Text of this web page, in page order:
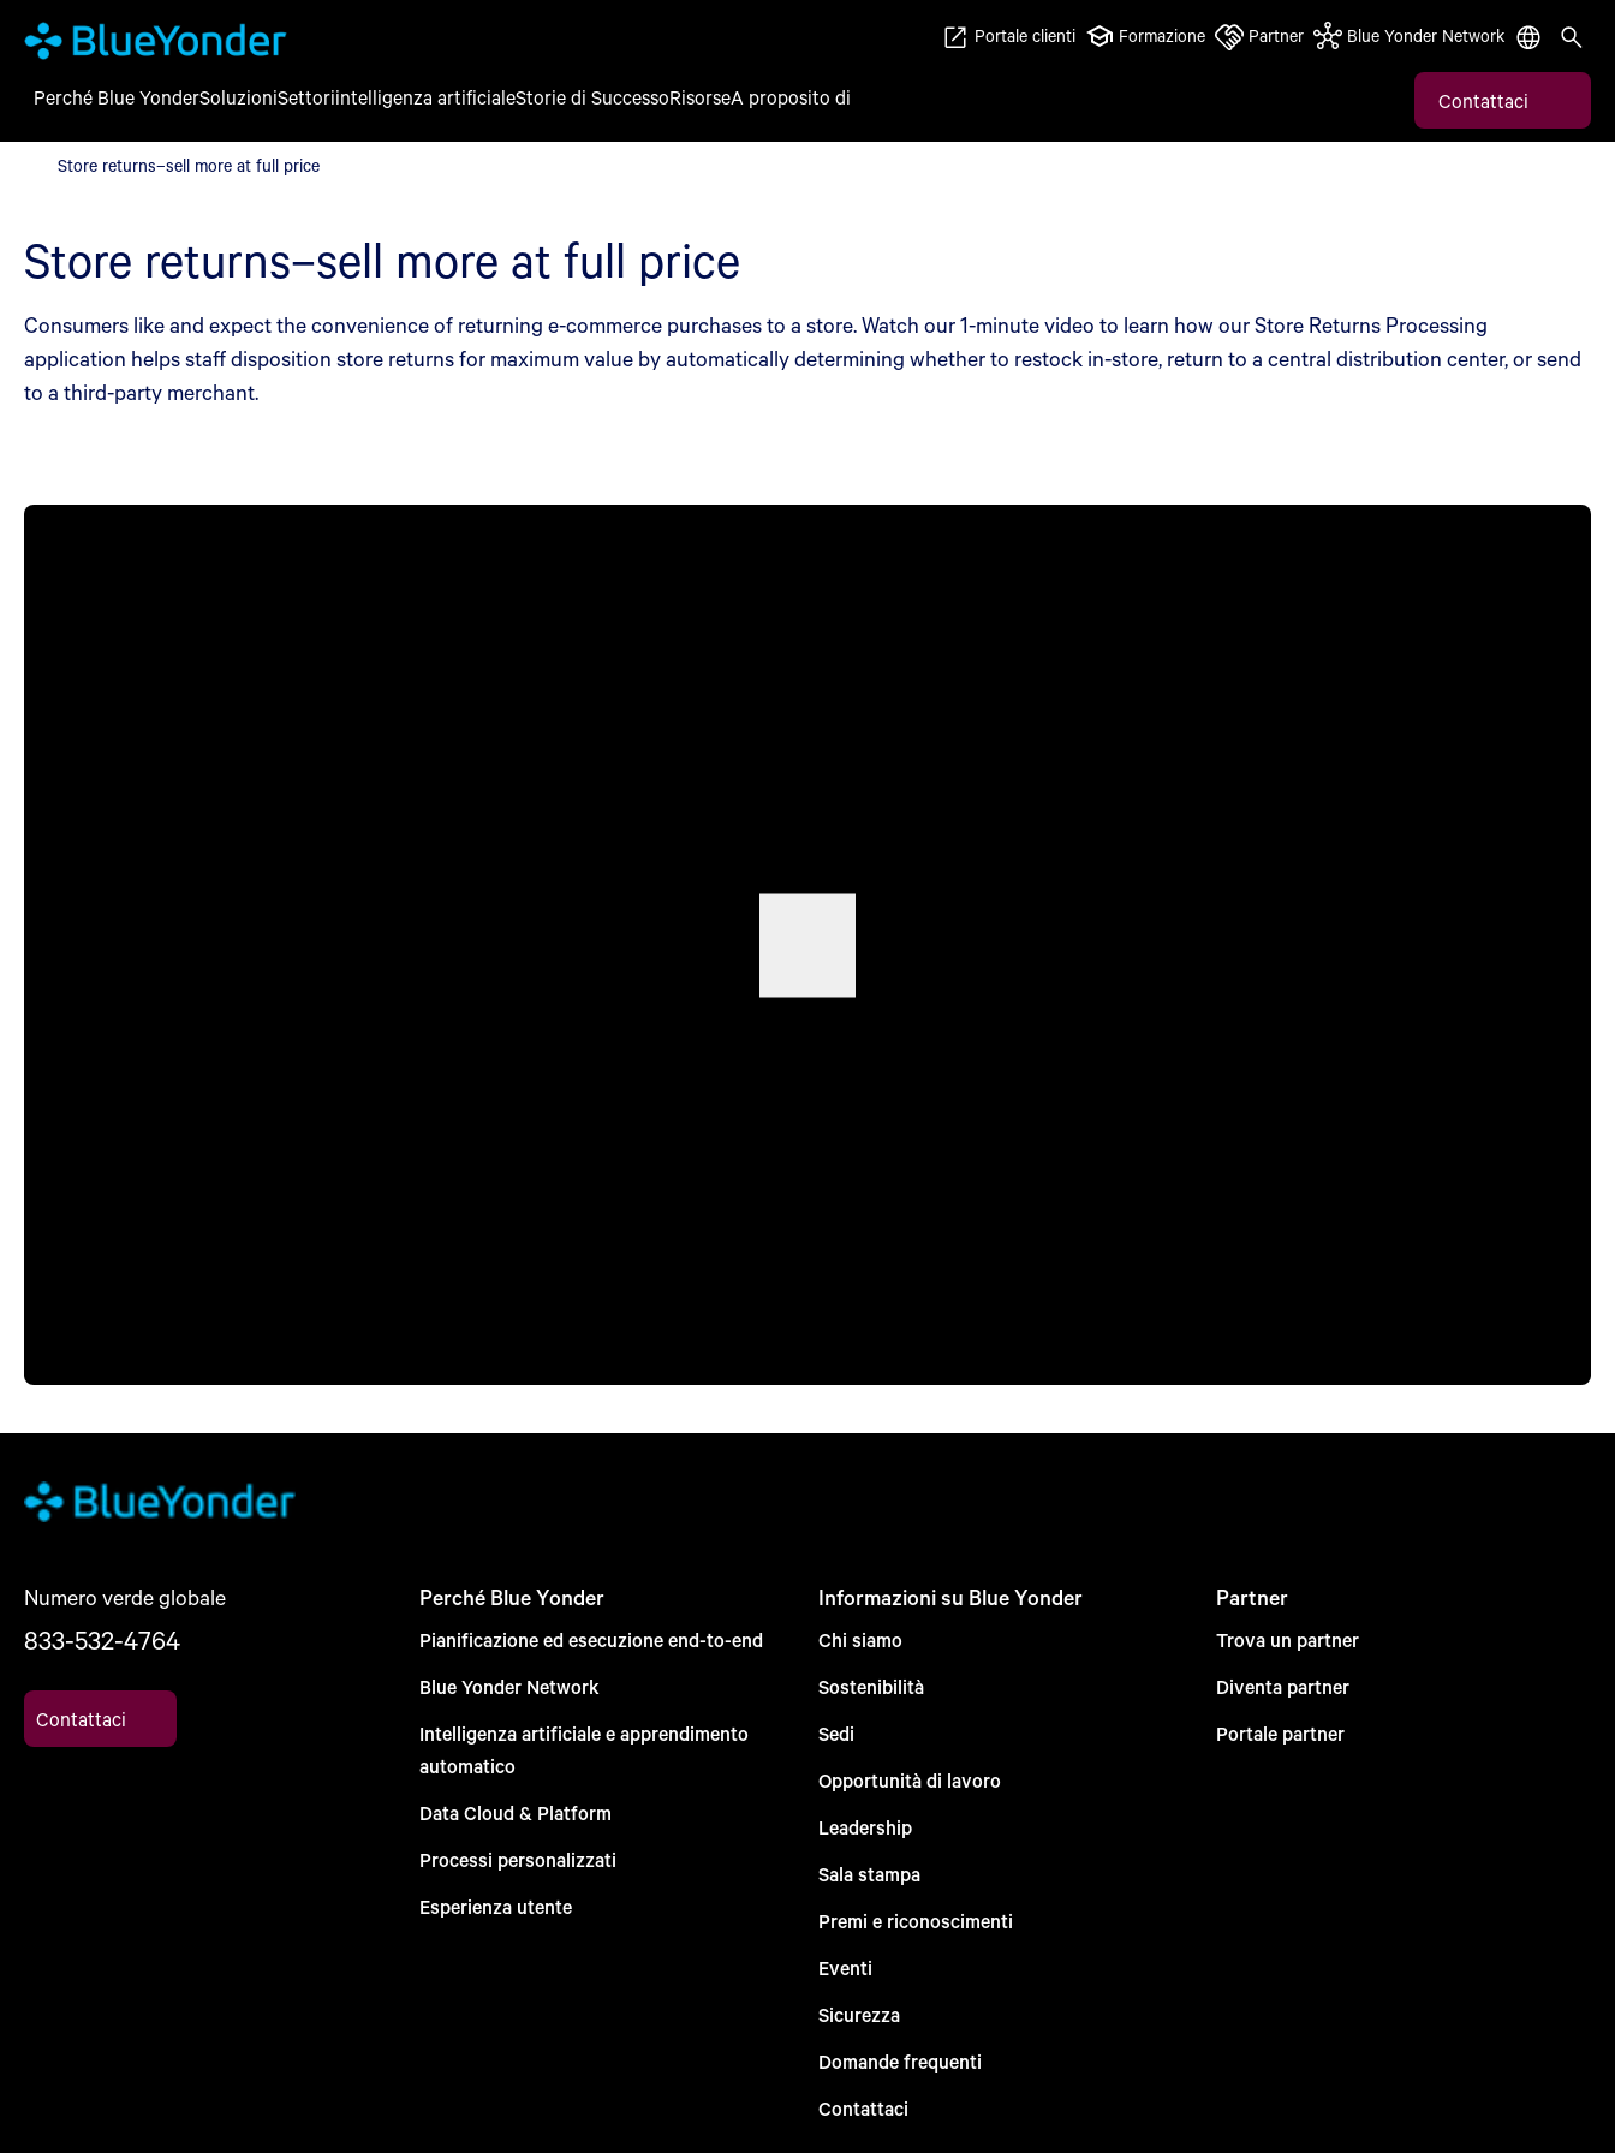
Store returns–sell more at full price
Portale clienti Formazione Partner Blue Yonder Network
Perché Blue YonderSoluzioniSettoriintelligenza artificialeStorie di SuccessoRisorseA proposito di Contattaci
Store returns–sell more at full price
Store returns–sell more at full price
Consumers like and expect the convenience of returning e-commerce purchases to a store. Watch our 1-minute video to learn how our Store Returns Processing
application helps staff disposition store returns for maximum value by automatically determining whether to restock in-store, return to a central distribution center, or send
to a third-party merchant.
Numero verde globale
833-532-4764
Contattaci
Perché Blue Yonder
Pianificazione ed esecuzione end-to-end
Blue Yonder Network
Intelligenza artificiale e apprendimento
automatico
Data Cloud & Platform
Processi personalizzati
Esperienza utente
Informazioni su Blue Yonder
Chi siamo
Sostenibilità
Sedi
Opportunità di lavoro
Leadership
Sala stampa
Premi e riconoscimenti
Eventi
Sicurezza
Domande frequenti
Contattaci
Partner
Trova un partner
Diventa partner
Portale partner